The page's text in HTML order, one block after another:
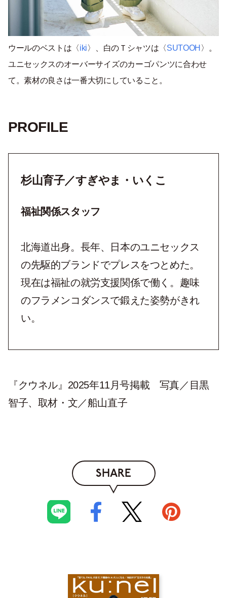
ウールのベストは〈iki〉、白のＴシャツは〈SUTOOH 〉。
ユニセックスのオーバーサイズのカーゴパンツに合わせ
て。素材の良さは一番大切にしていること。
PROFILE
杉山育子／すぎやま・いくこ
福祉関係スタッフ
北海道出身。長年、日本のユニセックス
の先駆的ブランドでプレスをつとめた。
現在は福祉の就労支援関係で働く。趣味
のフラメンコダンスで鍛えた姿勢がきれ
い。
『クウネル』2025年11月号掲載 写真／目黒
智子、取材・文／船山直子
SHARE